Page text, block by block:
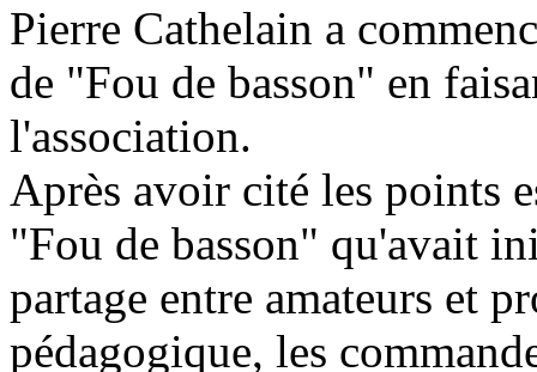
Pierre Cathelain a
de "Fou de basson" en
l'association.
Après avoir cité les points
"Fou de basson" qu'avait
partage entre amateurs et
pédagogique, les